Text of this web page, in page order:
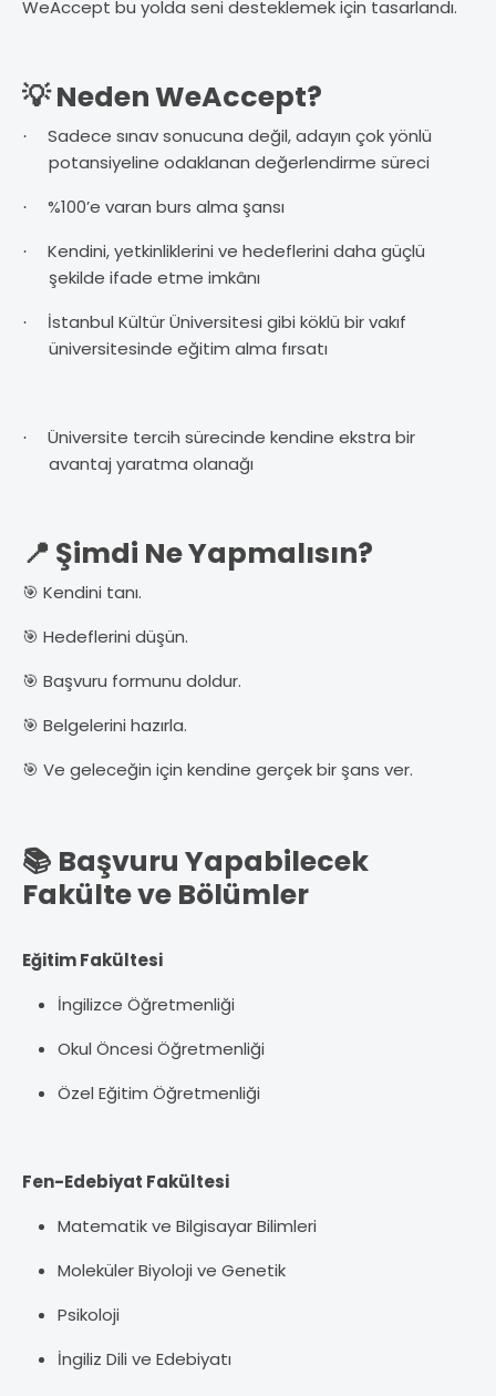
WeAccept bu yolda seni desteklemek için tasarlandı.
💡 Neden WeAccept?
·
Sadece sınav sonucuna değil, adayın çok yönlü
potansiyeline odaklanan değerlendirme süreci
· %100’e varan burs alma şansı
·
Kendini, yetkinliklerini ve hedeflerini daha güçlü
şekilde ifade etme imkânı
·
İstanbul Kültür Üniversitesi gibi köklü bir vakıf
üniversitesinde eğitim alma fırsatı
·
Üniversite tercih sürecinde kendine ekstra bir
avantaj yaratma olanağı
📍 Şimdi Ne Yapmalısın?
🎯 Kendini tanı.
🎯 Hedeflerini düşün.
🎯 Başvuru formunu doldur.
🎯 Belgelerini hazırla.
🎯 Ve geleceğin için kendine gerçek bir şans ver.
📚 Başvuru Yapabilecek
Fakülte ve Bölümler
Eğitim Fakültesi
İngilizce Öğretmenliği
Okul Öncesi Öğretmenliği
Özel Eğitim Öğretmenliği
Fen-Edebiyat Fakültesi
Matematik ve Bilgisayar Bilimleri
Moleküler Biyoloji ve Genetik
Psikoloji
İngiliz Dili ve Edebiyatı